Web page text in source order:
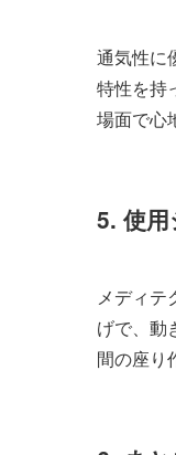
通気性に
特性を持
場面で心
5. 使
メディテ
げで、動
間の座り